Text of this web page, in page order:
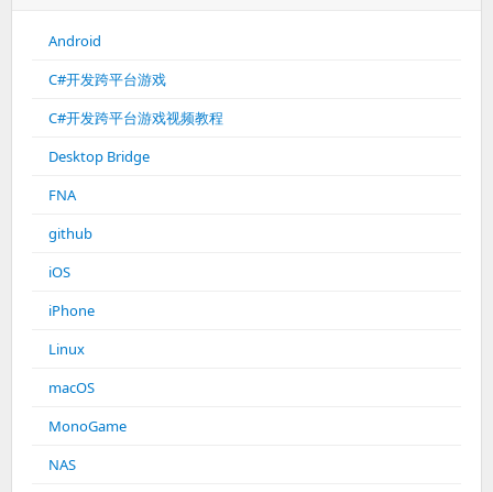
Android
C#开发跨平台游戏
C#开发跨平台游戏视频教程
Desktop Bridge
FNA
github
iOS
iPhone
Linux
macOS
MonoGame
NAS